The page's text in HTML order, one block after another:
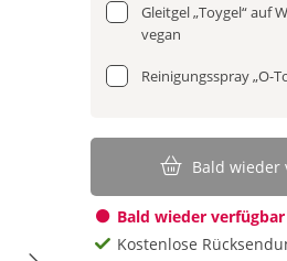
Gleitgel „Toygel“ auf
vegan
Reinigungsspray „O-
Bald wieder
Bald wieder verfügbar
Kostenlose